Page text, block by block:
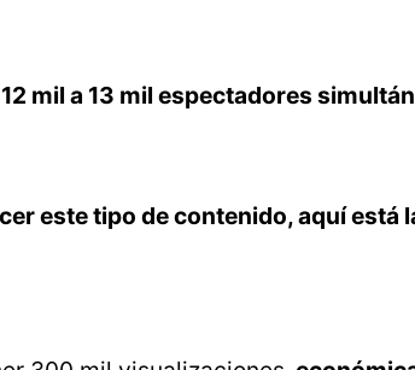
12 mil a 13 mil espectadores
este tipo de contenido, aquí está